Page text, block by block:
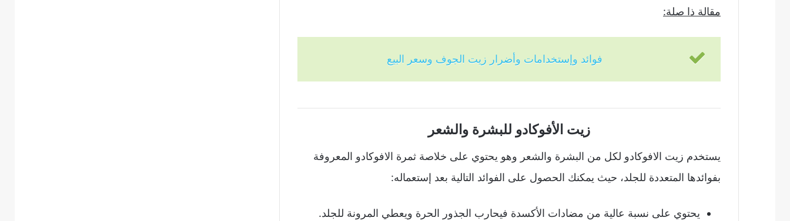
مقالة ذا صلة:
فوائد وإستخدامات وأضرار زيت الجوف وسعر البيع
زيت الأفوكادو للبشرة والشعر
يستخدم زيت الافوكادو لكل من البشرة والشعر وهو يحتوي على خلاصة ثمرة الافوكادو المعروفة
بفوائدها المتعددة للجلد، حيث يمكنك الحصول على الفوائد التالية بعد إستعماله:
يحتوي على نسبة عالية من مضادات الأكسدة فيحارب الجذور الحرة ويعطي المرونة للجلد.